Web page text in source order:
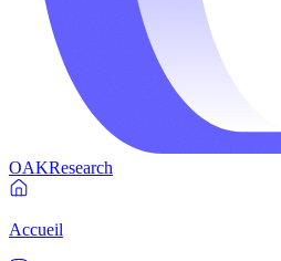
OAKResearch
Accueil